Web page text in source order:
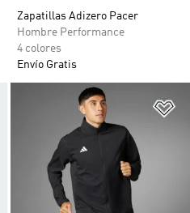
Zapatillas Adizero Pacer
Hombre Performance
4 colores
Envío Gratis
Añadir a la lista de deseos